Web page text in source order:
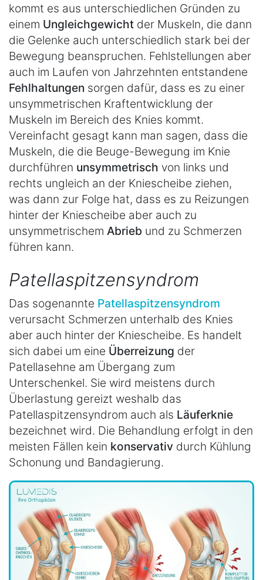
kommt es aus unterschiedlichen Gründen zu
einem Ungleichgewicht der Muskeln, die dann
die Gelenke auch unterschiedlich stark bei der
Bewegung beanspruchen. Fehlstellungen aber
auch im Laufen von Jahrzehnten entstandene
Fehlhaltungen sorgen dafür, dass es zu einer
unsymmetrischen Kraftentwicklung der
Muskeln im Bereich des Knies kommt.
Vereinfacht gesagt kann man sagen, dass die
Muskeln, die die Beuge-Bewegung im Knie
durchführen unsymmetrisch von links und
rechts ungleich an der Kniescheibe ziehen,
was dann zur Folge hat, dass es zu Reizungen
hinter der Kniescheibe aber auch zu
unsymmetrischem Abrieb und zu Schmerzen
führen kann.
Patellaspitzensyndrom
Das sogenannte Patellaspitzensyndrom
verursacht Schmerzen unterhalb des Knies
aber auch hinter der Kniescheibe. Es handelt
sich dabei um eine Überreizung der
Patellasehne am Übergang zum
Unterschenkel. Sie wird meistens durch
Überlastung gereizt weshalb das
Patellaspitzensyndrom auch als Läuferknie
bezeichnet wird. Die Behandlung erfolgt in den
meisten Fällen kein konservativ durch Kühlung
Schonung und Bandagierung.